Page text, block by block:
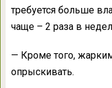
требуется больше
чаще – 2 раза в
— Кроме того,
опрыскивать.